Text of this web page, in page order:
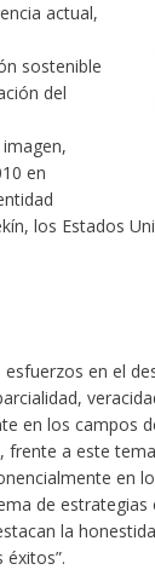
actual,
sostenible
del
en
los Estados
en el
en los campos
a este
en
de estrategias
la